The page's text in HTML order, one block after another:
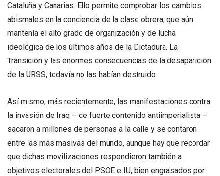
Cataluña y Canarias. Ello permite comprobar los cambios
abismales en la conciencia de la clase obrera, que aún
mantenía el alto grado de organización y de lucha
ideológica de los últimos años de la Dictadura. La
Transición y las enormes consecuencias de la desaparición
de la URSS, todavía no las habían destruido.
Así mismo, más recientemente, las manifestaciones contra
la invasión de Iraq – de fuerte contenido antiimperialista –
sacaron a millones de personas a la calle y se contaron
entre las más masivas del mundo, aunque hay que recordar
que dichas movilizaciones respondieron también a
objetivos electorales del PSOE e IU, bien engrasados por